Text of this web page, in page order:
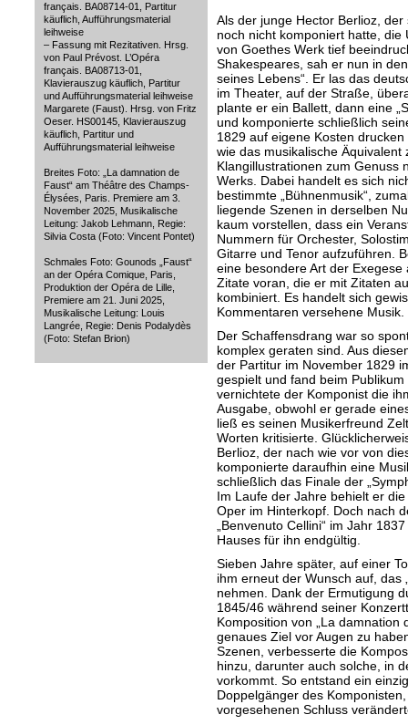
français. BA08714-01, Partitur
käuflich, Aufführungsmaterial
leihweise
– Fassung mit Rezitativen. Hrsg.
von Paul Prévost. L’Opéra
français. BA08713-01,
Klavierauszug käuflich, Partitur
und Aufführungsmaterial leihweise
Margarete (Faust). Hrsg. von Fritz
Oeser. HS00145, Klavierauszug
käuflich, Partitur und
Aufführungsmaterial leihweise
Breites Foto: „La damnation de
Faust“ am Théâtre des Champs-
Élysées, Paris. Premiere am 3.
November 2025, Musikalische
Leitung: Jakob Lehmann, Regie:
Silvia Costa (Foto: Vincent Pontet)
Schmales Foto: Gounods „Faust“
an der Opéra Comique, Paris,
Produktion der Opéra de Lille,
Premiere am 21. Juni 2025,
Musikalische Leitung: Louis
Langrée, Regie: Denis Podalydès
(Foto: Stefan Brion)
Als der junge Hector Berlioz, der
noch nicht komponiert hatte,
von Goethes Werk tief
Shakespeares, sah er nun in
seines Lebens“. Er las das
im Theater, auf der Straße,
plante er ein Ballett, dann eine
und komponierte schließlich
1829 auf eigene Kosten
wie das musikalische Äquivalent
Klangillustrationen zum Genuss
Werks. Dabei handelt es sich
bestimmte „Bühnenmusik“,
liegende Szenen in derselben
kaum vorstellen, dass ein
Nummern für Orchester,
Gitarre und Tenor aufzuführen.
eine besondere Art der Exegese
Zitate voran, die er mit Zitaten
kombiniert. Es handelt sich
Kommentaren versehene Musik.
Der Schaffensdrang war so
komplex geraten sind. Aus
der Partitur im November 1829
gespielt und fand beim
vernichtete der Komponist die
Ausgabe, obwohl er gerade
ließ es seinen Musikerfreund
Worten kritisierte.
Berlioz, der nach wie vor von
komponierte daraufhin eine
schließlich das Finale der
Im Laufe der Jahre behielt er
Oper im Hinterkopf. Doch nach
„Benvenuto Cellini“ im Jahr
Hauses für ihn endgültig.
Sieben Jahre später, auf einer
ihm erneut der Wunsch auf, das
nehmen. Dank der Ermutigung
1845/46 während seiner
Komposition von „La damnation
genaues Ziel vor Augen zu
Szenen, verbesserte die
hinzu, darunter auch solche, in
vorkommt. So entstand ein
Doppelgänger des
vorgesehenen Schluss